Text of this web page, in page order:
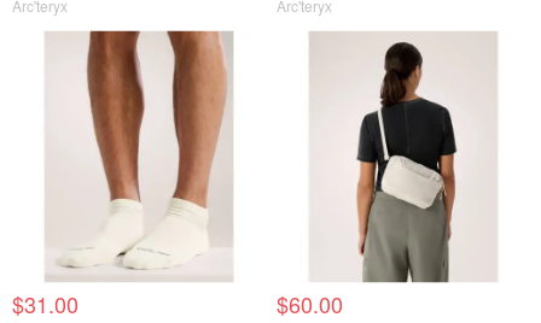
Arc'teryx Arc'teryx
$31.00 $60.00